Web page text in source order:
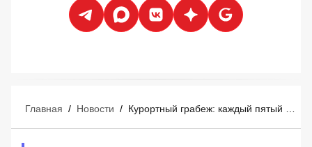
Главная / Новости /